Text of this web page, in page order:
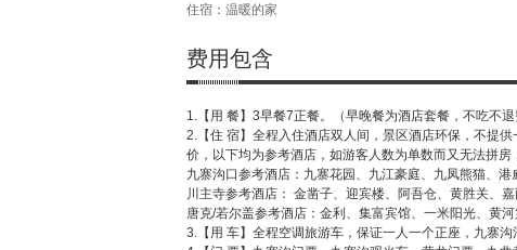
住宿：温暖的家
费用包含
1.【用 餐】3早餐7正餐。（早晚餐为酒店套餐，不吃不退
2.【住 宿】全程入住酒店双人间，景区酒店环保，不提
价，以下均为参考酒店，如游客人数为单数而又无法拼房
九寨沟口参考酒店：九寨花园、九江豪庭、九凤熊猫、
川主寺参考酒店： 金凿子、迎宾楼、阿吾仓、黄胜关、
唐克/若尔盖参考酒店：金利、集富宾馆、一米阳光、黄
3.【用 车】全程空调旅游车，保证一人一个正座，九寨沟